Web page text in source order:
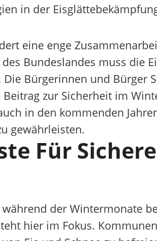
in der
eine enge
Bundeslandes muss die
Bürgerinnen und Bürger
zur Sicherheit im
in den kommenden
gewährleisten.
Für
der Wintermonate
hier im Fokus.